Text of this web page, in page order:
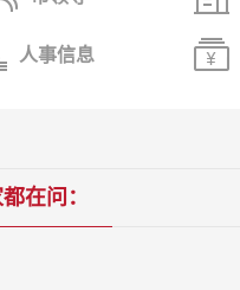
人事信息
在问：